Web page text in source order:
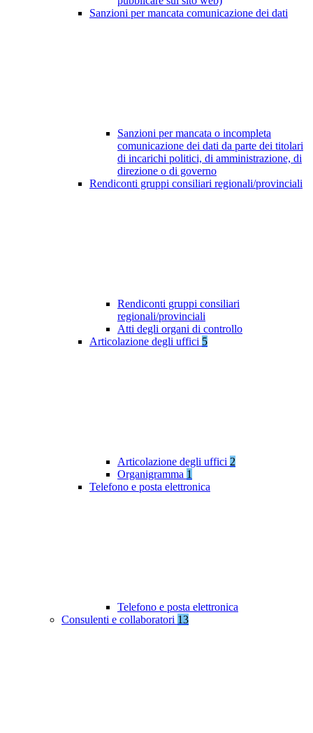
Sanzioni per mancata comunicazione dei dati
Sanzioni per mancata o incompleta
comunicazione dei dati da parte dei titolari
di incarichi politici, di amministrazione, di
direzione o di governo
Rendiconti gruppi consiliari regionali/provinciali
Rendiconti gruppi consiliari
regionali/provinciali
Atti degli organi di controllo
Articolazione degli uffici 5
Articolazione degli uffici 2
Organigramma 1
Telefono e posta elettronica
Telefono e posta elettronica
Consulenti e collaboratori 13